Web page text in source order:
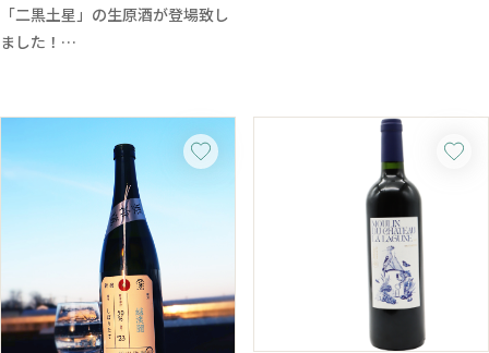
「二黒土星」の生原酒が登場致し
ました！
ある味わいで、山廃のお酒と比べ
ると重厚さが少ないのですがふく
よかで幅のある味わいに仕上がっ
ています。年に一度きりの二黒土
星の生原酒です。
二黒土星(じこくどせい)とは暦や
占いで用いられる9星の一つで、
美冨久酒造の創業年1917年の星が
二黒土星という事から名づけられ
によりゆっくりと醸したことによ
り、素晴らしい味わいに仕上がっ